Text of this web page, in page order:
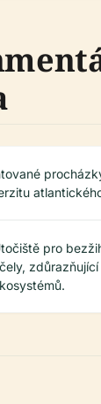
pro